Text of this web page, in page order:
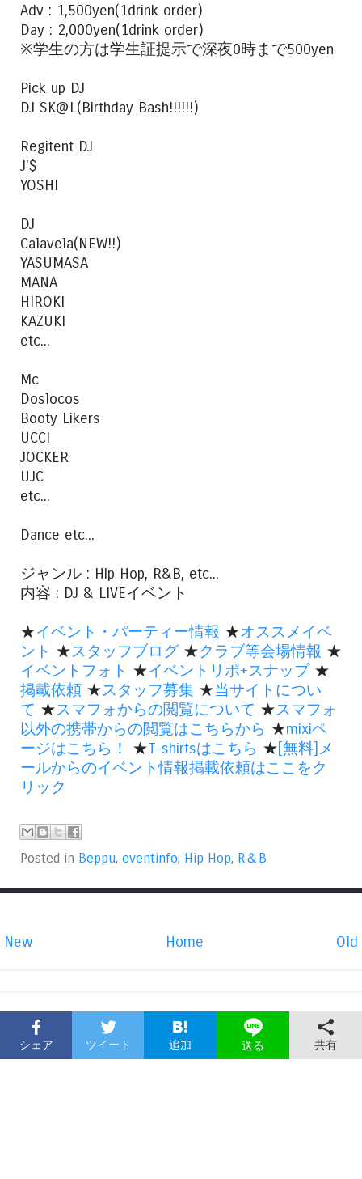
Adv : 1,500yen(1drink order)
Day : 2,000yen(1drink order)
※学生の方は学生証提示で深夜0時まで500yen
Pick up DJ
DJ SK@L(Birthday Bash!!!!!!)
Regitent DJ
J'$
YOSHI
DJ
Calavela(NEW!!)
YASUMASA
MANA
HIROKI
KAZUKI
etc...
Mc
Doslocos
Booty Likers
UCCI
JOCKER
UJC
etc...
Dance etc...
ジャンル : Hip Hop, R&B, etc...
内容 : DJ & LIVEイベント
★イベント・パーティー情報 ★オススメイベ
ント ★スタッフブログ ★クラブ等会場情報 ★
イベントフォト ★イベントリポ+スナップ★
掲載依頼 ★スタッフ募集 ★当サイトについ
て ★スマフォからの閲覧について ★スマフォ
以外の携帯からの閲覧はこちらから ★mixiペ
ージはこちら！
★T-shirtsはこちら ★[無料]メ
ールからのイベント情報掲載依頼はここをク
リック
Posted in Beppu, eventinfo, Hip Hop, R＆B
New Old
Home
シェア ツイート 追加 送る 共有